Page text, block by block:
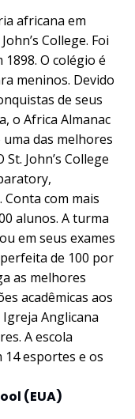
africana em
College. Foi
O colégio é
meninos. Devido
de seus
o Africa Almanac
uma das melhores
John’s College
com mais
alunos. A turma
em seus exames
de 100 por
as melhores
acadêmicas aos
Anglicana
A escola
esportes e os
(EUA)